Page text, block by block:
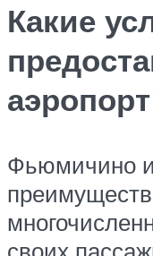
Какие
Фьюмичино